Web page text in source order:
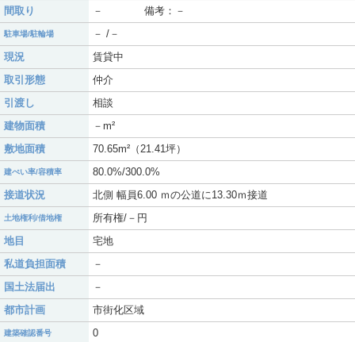
間取り
－ 備考：－
駐車場/駐輪場
－ /－
現況
賃貸中
取引形態
仲介
引渡し
相談
建物面積
－m²
敷地面積
70.65m²（21.41坪）
建ぺい率/容積率
80.0%/300.0%
接道状況
北側 幅員6.00 ｍの公道に13.30ｍ接道
土地権利/借地権
所有権/－円
地目
宅地
私道負担面積
－
国土法届出
－
都市計画
市街化区域
建築確認番号
0